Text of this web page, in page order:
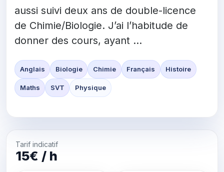
aussi suivi deux ans de double-licence
de Chimie/Biologie. J’ai l’habitude de
donner des cours, ayant ...
Anglais Biologie Chimie Français Histoire
Maths SVT Physique
Tarif indicatif
15€ / h